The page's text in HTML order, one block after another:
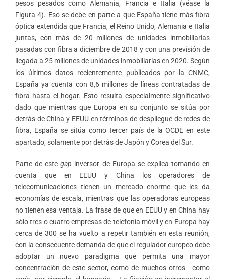
pesos pesados como Alemania, Francia e Italia (véase la
Figura 4). Eso se debe en parte a que España tiene más fibra
óptica extendida que Francia, el Reino Unido, Alemania e Italia
juntas, con más de 20 millones de unidades inmobiliarias
pasadas con fibra a diciembre de 2018 y con una previsión de
llegada a 25 millones de unidades inmobiliarias en 2020. Según
los últimos datos recientemente publicados por la CNMC,
España ya cuenta con 8,6 millones de líneas contratadas de
fibra hasta el hogar. Esto resulta especialmente significativo
dado que mientras que Europa en su conjunto se sitúa por
detrás de China y EEUU en términos de despliegue de redes de
fibra, España se sitúa como tercer país de la OCDE en este
apartado, solamente por detrás de Japón y Corea del Sur.
Parte de estegap inversor de Europa se explica tomando en
cuenta que en EEUU y China los operadores de
telecomunicaciones tienen un mercado enorme que les da
economías de escala, mientras que las operadoras europeas
no tienen esa ventaja. La frase de que en EEUU y en China hay
sólo tres o cuatro empresas de telefonía móvil y en Europa hay
cerca de 300 se ha vuelto a repetir también en esta reunión,
con la consecuente demanda de que el regulador europeo debe
adoptar un nuevo paradigma que permita una mayor
concentración de este sector, como de muchos otros –como